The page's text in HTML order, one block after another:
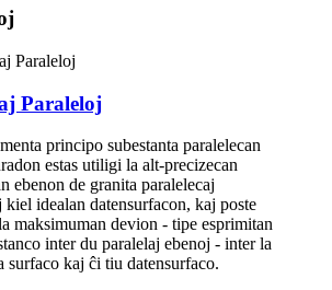
Paraleloj
principo subestanta paralelecan
estas utiligi la alt-precizecan
ebenon de granita paralelecaj
idealan datensurfacon, kaj poste
maksimuman devion - tipe esprimitan
inter du paralelaj ebenoj - inter la
surfaco kaj ĉi tiu datensurfaco.